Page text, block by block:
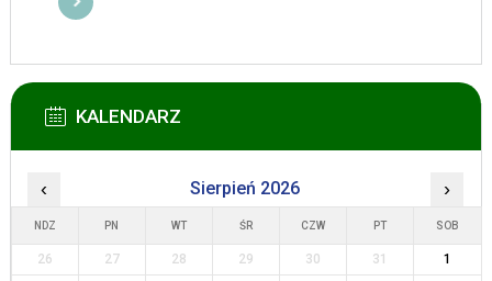
KALENDARZ
‹ Sierpień 2026 ›
NDZ PN WT ŚR CZW PT SOB
26 27 28 29 30 31
1